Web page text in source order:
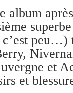
album
peu…)
et
et